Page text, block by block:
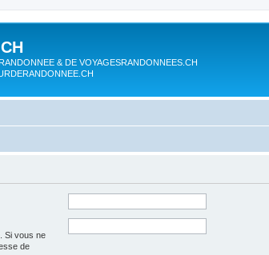
& DE VOYAGESRANDONNEES.CH
Si vous ne
de